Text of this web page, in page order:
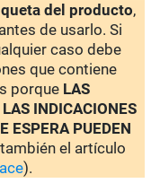
del producto,
de usarlo. Si
caso debe
que contiene
porque LAS
INDICACIONES
ESPERA PUEDEN
el artículo
).